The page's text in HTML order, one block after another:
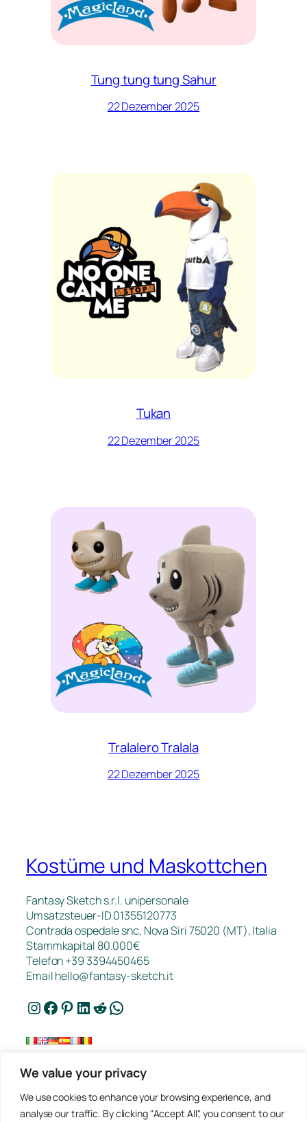
We value your privacy
We use cookies to enhance your browsing experience, and
analyse our traffic. By clicking "Accept All", you consent to our
Tung tung tung Sahur
22 Dezember 2025
Tukan
22 Dezember 2025
Tralalero Tralala
22 Dezember 2025
Kostüme und Maskottchen
Fantasy Sketch s.r.l. unipersonale
Umsatzsteuer-ID 01355120773
Contrada ospedale snc, Nova Siri 75020 (MT), Italia
Stammkapital 80.000€
Telefon +39 3394450465
Emailhello@fantasy-sketch.it
Instagram Facebook Pinterest LinkedIn Reddit WhatsApp
FAQ
Arbeiten